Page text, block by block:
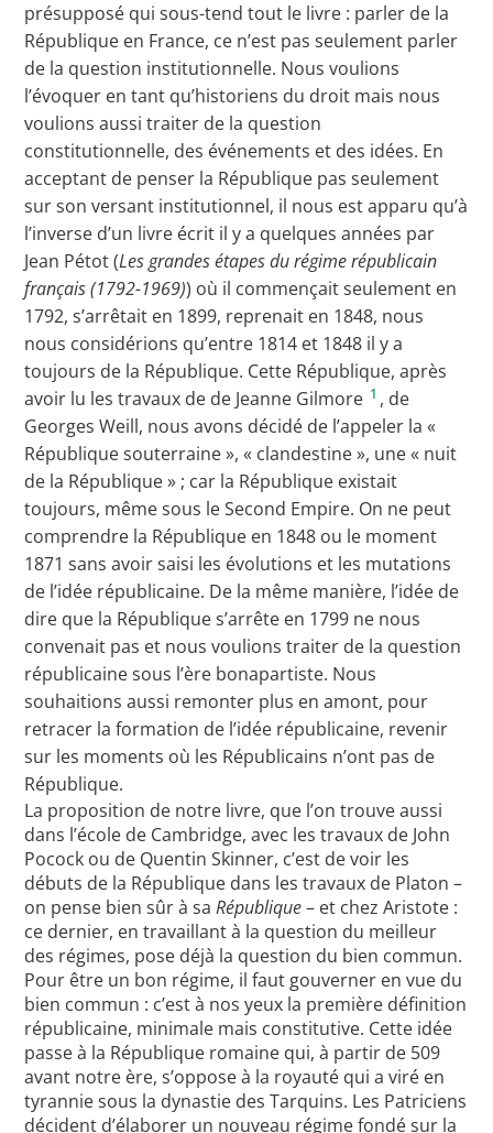
présupposé qui sous-tend tout le livre : parler de la
République en France, ce n’est pas seulement parler
de la question institutionnelle. Nous voulions
l’évoquer en tant qu’historiens du droit mais nous
voulions aussi traiter de la question
constitutionnelle, des événements et des idées. En
acceptant de penser la République pas seulement
sur son versant institutionnel, il nous est apparu qu’à
l’inverse d’un livre écrit il y a quelques années par
Jean Pétot (Les grandes étapes du régime républicain
français (1792-1969)) où il commençait seulement en
1792, s’arrêtait en 1899, reprenait en 1848, nous
nous considérions qu’entre 1814 et 1848 il y a
toujours de la République. Cette République, après
avoir lu les travaux de de Jeanne Gilmore 1 , de
Georges Weill, nous avons décidé de l’appeler la «
République souterraine », « clandestine », une « nuit
de la République » ; car la République existait
toujours, même sous le Second Empire. On ne peut
comprendre la République en 1848 ou le moment
1871 sans avoir saisi les évolutions et les mutations
de l’idée républicaine. De la même manière, l’idée de
dire que la République s’arrête en 1799 ne nous
convenait pas et nous voulions traiter de la question
républicaine sous l’ère bonapartiste. Nous
souhaitions aussi remonter plus en amont, pour
retracer la formation de l’idée républicaine, revenir
sur les moments où les Républicains n’ont pas de
République.
La proposition de notre livre, que l’on trouve aussi
dans l’école de Cambridge, avec les travaux de John
Pocock ou de Quentin Skinner, c’est de voir les
débuts de la République dans les travaux de Platon –
on pense bien sûr à saRépublique– et chez Aristote :
ce dernier, en travaillant à la question du meilleur
des régimes, pose déjà la question du bien commun.
Pour être un bon régime, il faut gouverner en vue du
bien commun : c’est à nos yeux la première définition
républicaine, minimale mais constitutive. Cette idée
passe à la République romaine qui, à partir de 509
avant notre ère, s’oppose à la royauté qui a viré en
tyrannie sous la dynastie des Tarquins. Les Patriciens
décident d’élaborer un nouveau régime fondé sur la